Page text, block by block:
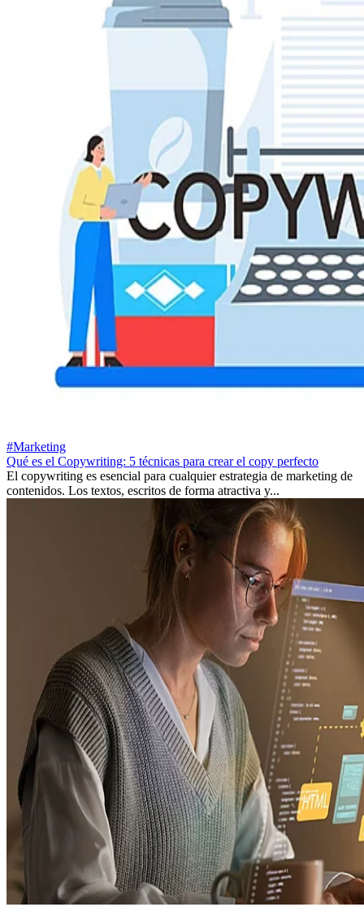
#Marketing
Qué es el Copywriting: 5 técnicas para crear el copy perfecto
El copywriting es esencial para cualquier estrategia de marketing de
contenidos. Los textos, escritos de forma atractiva y...